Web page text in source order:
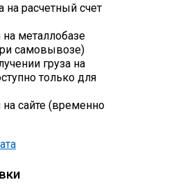
прокат
на расчетный счет
металлобазе
самовывозе)
груза на
только для
сайте (временно